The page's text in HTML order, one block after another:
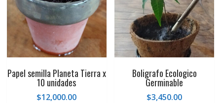
Papel semilla Planeta Tierra x
10 unidades
$12,000.00
Boligrafo Ecologico
Germinable
$3,450.00